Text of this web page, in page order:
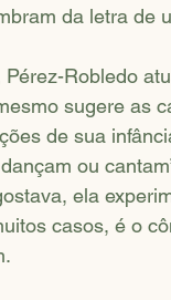
da letra de
Robledo
sugere as
de sua
ou
ela
casos, é o